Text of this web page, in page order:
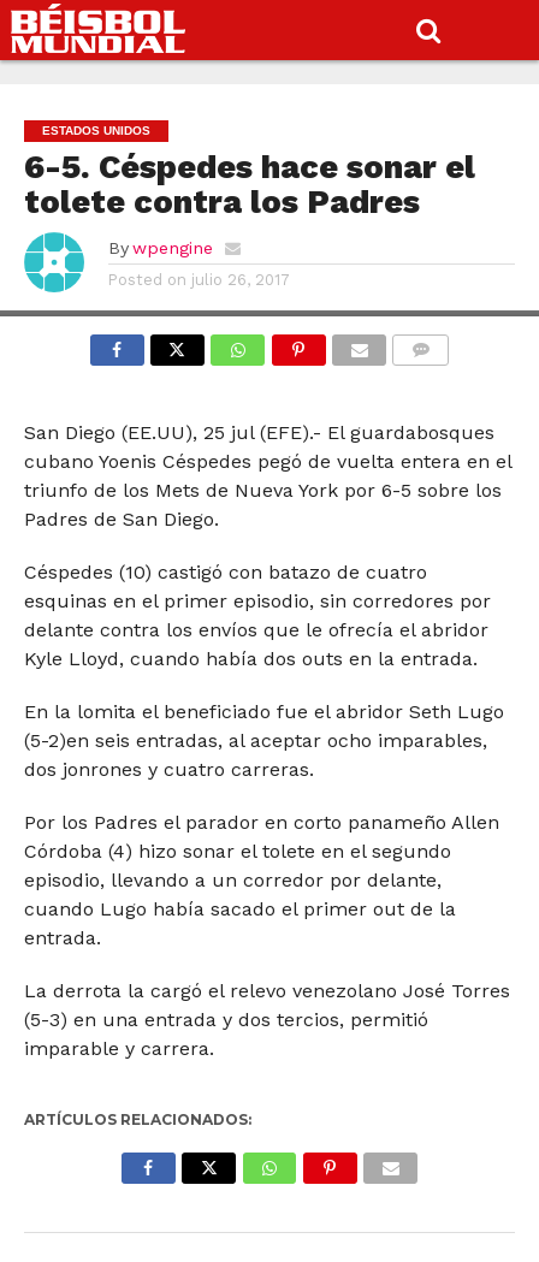
ESTADOS UNIDOS
6-5. Céspedes hace sonar el
tolete contra los Padres
By wpengine
Posted on julio 26, 2017
San Diego (EE.UU), 25 jul (EFE).- El guardabosques
cubano Yoenis Céspedes pegó de vuelta entera en el
triunfo de los Mets de Nueva York por 6-5 sobre los
Padres de San Diego.
Céspedes (10) castigó con batazo de cuatro
esquinas en el primer episodio, sin corredores por
delante contra los envíos que le ofrecía el abridor
Kyle Lloyd, cuando había dos outs en la entrada.
En la lomita el beneficiado fue el abridor Seth Lugo
(5-2)en seis entradas, al aceptar ocho imparables,
dos jonrones y cuatro carreras.
Por los Padres el parador en corto panameño Allen
Córdoba (4) hizo sonar el tolete en el segundo
episodio, llevando a un corredor por delante,
cuando Lugo había sacado el primer out de la
entrada.
La derrota la cargó el relevo venezolano José Torres
(5-3) en una entrada y dos tercios, permitió
imparable y carrera.
ARTÍCULOS RELACIONADOS: